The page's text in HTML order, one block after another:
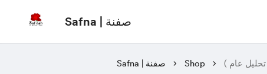
Safna | صفنة
Safna | صفنة Shop تحليل عام )